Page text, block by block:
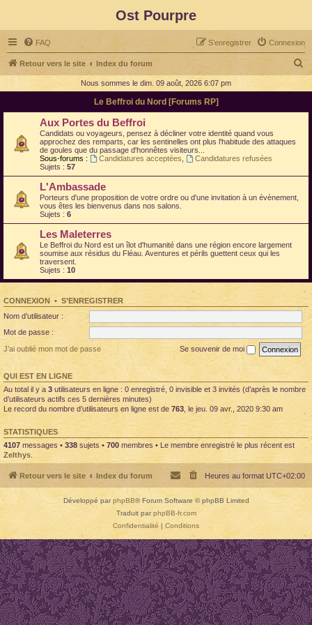
Ost Pourpre
FAQ Connexion
S’enregistrer
Retour vers le site Index du forum
R
e
h
Nous sommes le dim. 09 août, 2026 6:07 pm
Le Beffroi du Nord [Forums RP]
Aux Portes du Beffroi
Candidats ou voyageurs, pensez à décliner votre identité quand vous
approchez des remparts, car les sentinelles ont plus l'habitude des attaques
de goules que du passage d'honnêtes visiteurs...
Sous-forums :
Candidatures acceptées
Candidatures refusées
Sujets : 57
L'Ambassade
Porteurs d'une proposition de votre ordre ou d'une invitation à un évènement,
vous êtes les bienvenus dans nos salons.​
Sujets : 6
Les Maleterres
Le Beffroi du Nord est un îlot d'humanité dans une région encore largement
soumise aux résidus du Fléau. Aventures et périls guettent ceux qui les
traversent.​
Sujets : 10
CONNEXION• S’ENREGISTRER
Nom d’utilisateur :
Mot de passe :
J’ai oublié mon mot de passe
Se souvenir de moi
QUI EST EN LIGNE
Au total il y a 3utilisateurs en ligne : 0 enregistré, 0 invisible et 3 invités (d’après le nombre
d’utilisateurs actifs ces 5 dernières minutes)
Le record du nombre d’utilisateurs en ligne est de 763 , le jeu. 09 avr., 2020 9:30 am
STATISTIQUES
4107 messages • 338 sujets •700 membres • Le membre enregistré le plus récent est
Zelthys
Retour vers le site Index du forum Heures au format UTC+02:00
Développé parphpBB® Forum Software © phpBB Limited
Traduit parphpBB-fr.com
Confidentialité | Conditions